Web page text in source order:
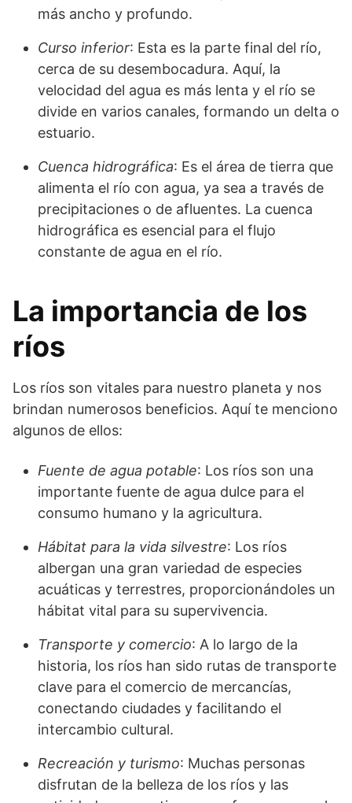
más ancho y profundo.
Curso inferior: Esta es la parte final del río,
cerca de su desembocadura. Aquí, la
velocidad del agua es más lenta y el río se
divide en varios canales, formando un delta o
estuario.
Cuenca hidrográfica: Es el área de tierra que
alimenta el río con agua, ya sea a través de
precipitaciones o de afluentes. La cuenca
hidrográfica es esencial para el flujo
constante de agua en el río.
La importancia de los
ríos
Los ríos son vitales para nuestro planeta y nos
brindan numerosos beneficios. Aquí te menciono
algunos de ellos:
Fuente de agua potable: Los ríos son una
importante fuente de agua dulce para el
consumo humano y la agricultura.
Hábitat para la vida silvestre: Los ríos
albergan una gran variedad de especies
acuáticas y terrestres, proporcionándoles un
hábitat vital para su supervivencia.
Transporte y comercio: A lo largo de la
historia, los ríos han sido rutas de transporte
clave para el comercio de mercancías,
conectando ciudades y facilitando el
intercambio cultural.
Recreación y turismo: Muchas personas
disfrutan de la belleza de los ríos y las